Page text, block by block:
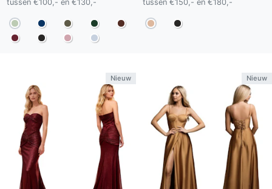
tussen €100,- en €130,- tussen €150,- en €180,-
Nieuw Nieuw